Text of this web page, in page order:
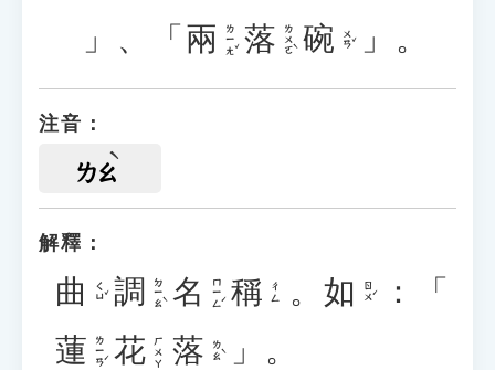
」、「 兩 ㄌㄧㄤˇ 落 ㄌㄨㄛˋ 碗 ㄨㄢˇ 」。
注音：
ㄌㄠ
解釋：
曲 ㄑㄩˇ 調 ㄉㄧㄠˋ 名 ㄇㄧㄥˊ 稱 ㄔㄥ 。 如 ㄖㄨˊ
：「
蓮 ㄌㄧㄢˊ 花 ㄏㄨㄚ 落 ㄌㄠˋ 」。